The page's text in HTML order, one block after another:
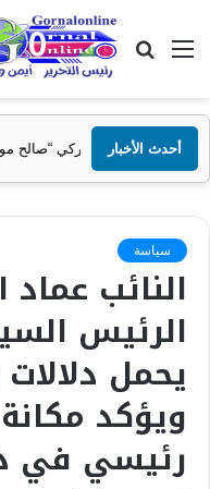
القائمة بحث
عن
أحدث الأخبار
شن” بالقاهرة لجورنال اونلاين:
سياسة
النائب
الرئيس
يحمل
ويؤكد
رئيسي في